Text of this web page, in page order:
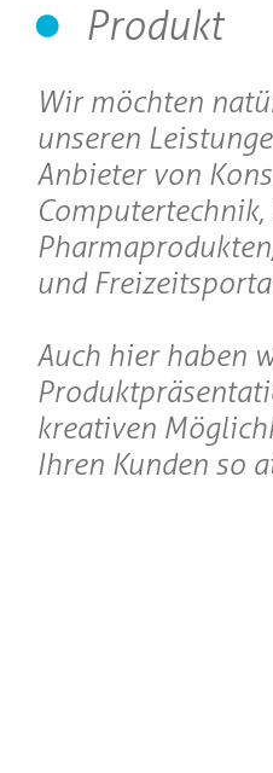
Produkt
Wir möchten
unseren
Anbieter von
und
Auch hier haben
kreativen
Ihren Kunden so